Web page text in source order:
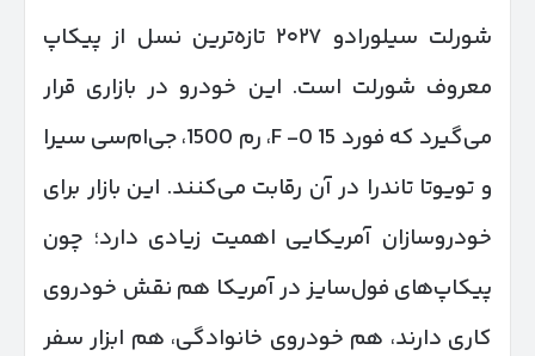
شورلت سیلورادو ۲۰۲۷ تازه‌ترین نسل از پیکاپ
معروف شورلت است. این خودرو در بازاری قرار
می‌گیرد که فورد 15 F -0، رم 1500، جی‌ام‌سی سیرا
و تویوتا تاندرا در آن رقابت می‌کنند. این بازار برای
خودروسازان آمریکایی اهمیت زیادی دارد؛ چون
پیکاپ‌های فول‌سایز در آمریکا هم نقش خودروی
کاری دارند، هم خودروی خانوادگی، هم ابزار سفر